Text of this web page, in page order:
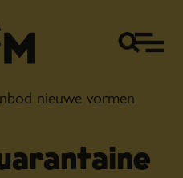
nieuwe vormen